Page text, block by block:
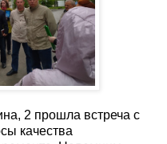
2 прошла встреча с
качества